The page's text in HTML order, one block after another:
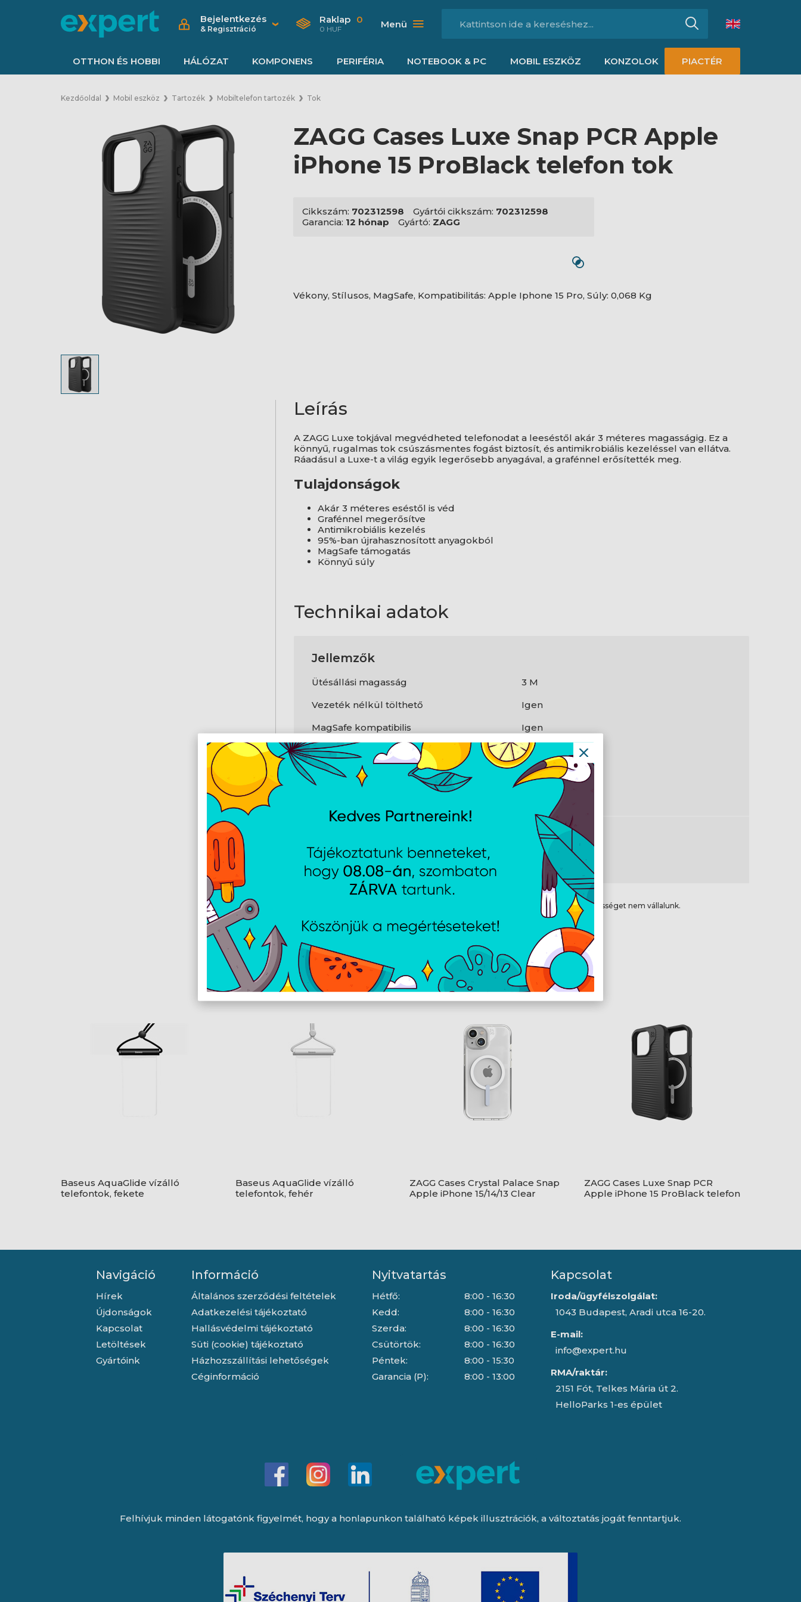
Bejelentkezés
& Regisztráció
Raklap 0
0 HUF Menü
OTTHON ÉS HOBBI HÁLÓZAT KOMPONENS PERIFÉRIA NOTEBOOK & PC MOBIL ESZKÖZ KONZOLOK PIACTÉR
Kezdőoldal Mobil eszköz Tartozék Mobiltelefon tartozék Tok
ZAGG Cases Luxe Snap PCR Apple
iPhone 15 ProBlack telefon tok
Cikkszám: 702312598 Gyártói cikkszám: 702312598
Garancia: 12 hónap Gyártó: ZAGG
Vékony, Stílusos, MagSafe, Kompatibilitás: Apple Iphone 15 Pro, Súly: 0,068 Kg
Leírás
A ZAGG Luxe tokjával megvédheted telefonodat a leeséstől akár 3 méteres magasságig. Ez a
könnyű, rugalmas tok csúszásmentes fogást biztosít, és antimikrobiális kezeléssel van ellátva.
Ráadásul a Luxe-t a világ egyik legerősebb anyagával, a grafénnel erősítették meg.
Tulajdonságok
Akár 3 méteres eséstől is véd
Grafénnel megerősítve
Antimikrobiális kezelés
95%-ban újrahasznosított anyagokból
MagSafe támogatás
Könnyű súly
Technikai adatok
Jellemzők
Ütésállási magasság
3 M
Vezeték nélkül tölthető
Igen
MagSafe kompatibilis
Igen
Márka kompatibilitás
Apple
Max. kompatibilis képernyőméret
6,1 "
iPhone 15 Pro
Termék színe Fekete
A weboldalon esetlegesen előforduló elektronikus feltöltési, technikai hibákért felelősséget nem vállalunk.
AJÁNLATUNKBÓL
Baseus AquaGlide vízálló
telefontok, fekete
Baseus AquaGlide vízálló
telefontok, fehér
ZAGG Cases Crystal Palace Snap
Apple iPhone 15/14/13 Clear
ZAGG Cases Luxe Snap PCR
Apple iPhone 15 ProBlack telefon
Navigáció
Hírek
Újdonságok
Kapcsolat
Letöltések
Gyártóink
Információ
Általános szerződési feltételek
Adatkezelési tájékoztató
Hallásvédelmi tájékoztató
Süti (cookie) tájékoztató
Házhozszállítási lehetőségek
Céginformáció
Nyitvatartás
Hétfő:
Kedd:
Szerda:
Csütörtök:
Péntek:
Garancia (P):
8:00 - 16:30
8:00 - 16:30
8:00 - 16:30
8:00 - 16:30
8:00 - 15:30
8:00 - 13:00
Kapcsolat
Iroda/ügyfélszolgálat:
1043 Budapest, Aradi utca 16-20.
E-mail:
info@expert.hu
RMA/raktár:
2151 Fót, Telkes Mária út 2.
HelloParks 1-es épület
Felhívjuk minden látogatónk figyelmét, hogy a honlapunkon található képek illusztrációk, a változtatás jogát fenntartjuk.